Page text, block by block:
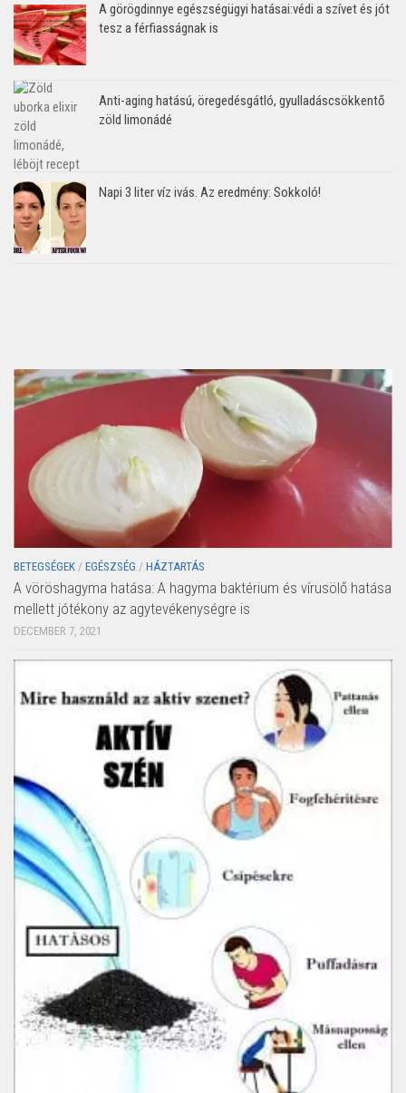
A görögdinnye egészségügyi hatásai:védi a szívet és jót
tesz a férfiasságnak is
Anti-aging hatású, öregedésgátló, gyulladáscsökkentő
zöld limonádé
Napi 3 liter víz ivás. Az eredmény: Sokkoló!
BETEGSÉGEK / EGÉSZSÉG / HÁZTARTÁS
A vöröshagyma hatása: A hagyma baktérium és vírusölő hatása
mellett jótékony az agytevékenységre is
DECEMBER 7, 2021